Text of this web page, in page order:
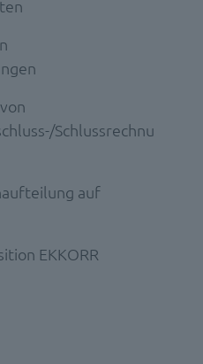
Schlussrechnu
auf
EKKORR